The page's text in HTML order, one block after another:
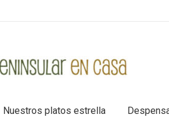
Nuestros platos estrella